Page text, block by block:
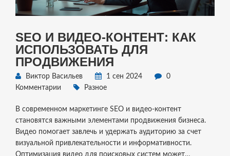
SEO И ВИДЕО-КОНТЕНТ: КАК
ИСПОЛЬЗОВАТЬ ДЛЯ
ПРОДВИЖЕНИЯ
Виктор Васильев 1 сен 2024
0
Комментарии
Разное
В современном маркетинге SEO и видео-контент
становятся важными элементами продвижения бизнеса.
Видео помогает завлечь и удержать аудиторию за счет
визуальной привлекательности и информативности.